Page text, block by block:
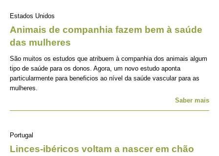
Estados Unidos
Animais de companhia fazem bem à saúde
das mulheres
São muitos os estudos que atribuem à companhia dos animais algum
tipo de saúde para os donos. Agora, um novo estudo aponta
particularmente para beneficios ao nível da saúde vascular para as
mulheres.
Saber mais
Portugal
Linces-ibéricos voltam a nascer em chão